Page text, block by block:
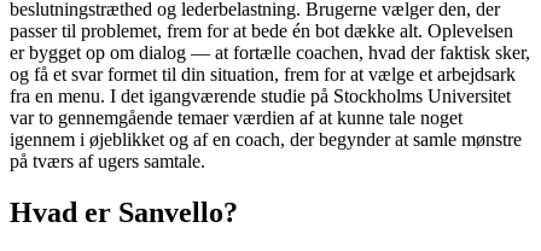
beslutningstræthed og lederbelastning. Brugerne vælger den, der
passer til problemet, frem for at bede én bot dække alt. Oplevelsen
er bygget op om dialog — at fortælle coachen, hvad der faktisk sker,
og få et svar formet til din situation, frem for at vælge et arbejdsark
fra en menu. I det igangværende studie på Stockholms Universitet
var to gennemgående temaer værdien af at kunne tale noget
igennem i øjeblikket og af en coach, der begynder at samle mønstre
på tværs af ugers samtale.
Hvad er Sanvello?